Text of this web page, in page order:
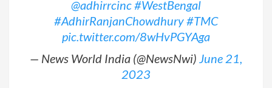
@adhirrcinc#WestBengal
#AdhirRanjanChowdhury#TMC
pic.twitter.com/8wHvPGYAga
— News World India (@NewsNwi) June 21,
2023